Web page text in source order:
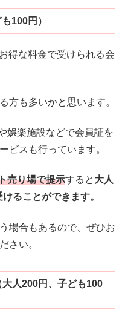
100円）
得な料金で受けられる会
方も多いかと思います。
娯楽施設などで会員証を
ビスも行っています。
売り場で提示すると 大人
ることができます。
場合もあるので、ぜひお
さい。
人200円、子ども100